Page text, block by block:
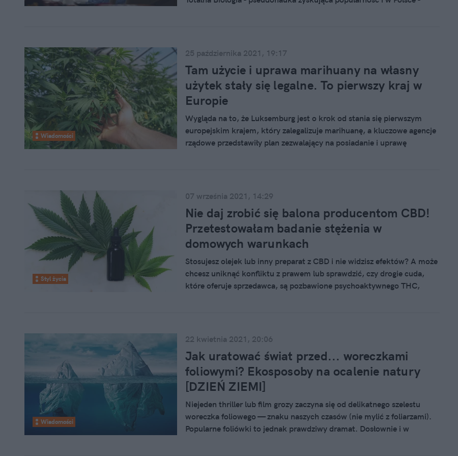
Wiadomości
25 października 2021, 19:17
Tam użycie i uprawa marihuany na własny
użytek stały się legalne. To pierwszy kraj w
Europie
Wygląda na to, że Luksemburg jest o krok od stania się pierwszym
europejskim krajem, który zalegalizuje marihuanę, a kluczowe agencje
rządowe przedstawiły plan zezwalający na posiadanie i uprawę
Styl życia
07 września 2021, 14:29
Nie daj zrobić się balona producentom CBD!
Przetestowałam badanie stężenia w
domowych warunkach
Stosujesz olejek lub inny preparat z CBD i nie widzisz efektów? A może
chcesz uniknąć konfliktu z prawem lub sprawdzić, czy drogie cuda,
które oferuje sprzedawca, są pozbawione psychoaktywnego THC,
co w ogóle chodzi.
Wiadomości
22 kwietnia 2021, 20:06
Jak uratować świat przed... woreczkami
foliowymi? Ekosposoby na ocalenie natury
[DZIEŃ ZIEMI]
Niejeden thriller lub film grozy zaczyna się od delikatnego szelestu
woreczka foliowego — znaku naszych czasów (nie mylić z foliarzami).
Popularne foliówki to jednak prawdziwy dramat. Dosłownie i w